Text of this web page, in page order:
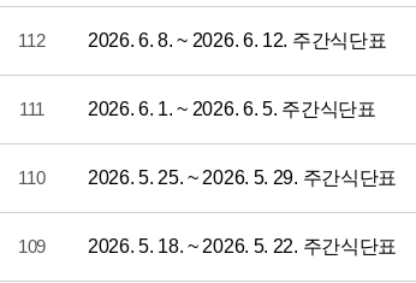
112 2026. 6. 8. ~ 2026. 6. 12. 주간식단표
111 2026. 6. 1. ~ 2026. 6. 5. 주간식단표
110 2026. 5. 25. ~ 2026. 5. 29. 주간식단표
109 2026. 5. 18. ~ 2026. 5. 22. 주간식단표